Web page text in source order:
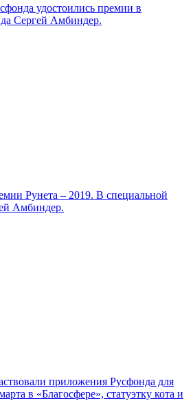
удостоились премии в
Сергей Амбиндер.
Рунета – 2019. В специальной
Амбиндер.
приложения Русфонда для
в «Благосфере», статуэтку кота и